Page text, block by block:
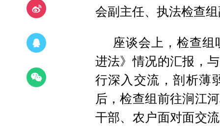
会副主任、执法检查
座谈会上，检查
进法》情况的汇报，
行深入交流，剖析薄
后，检查组前往涧江
干部、农户面对面交